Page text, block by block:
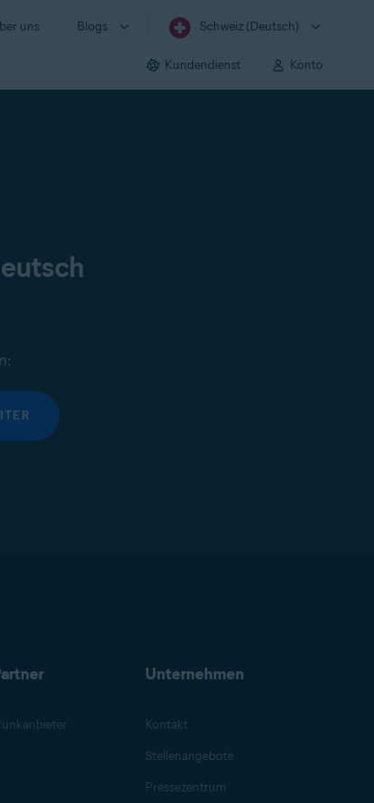
uns Blogs Schweiz (Deutsch)
Kundendienst Konto
Unternehmen
Kontakt
Stellenangebote
Pressezentrum